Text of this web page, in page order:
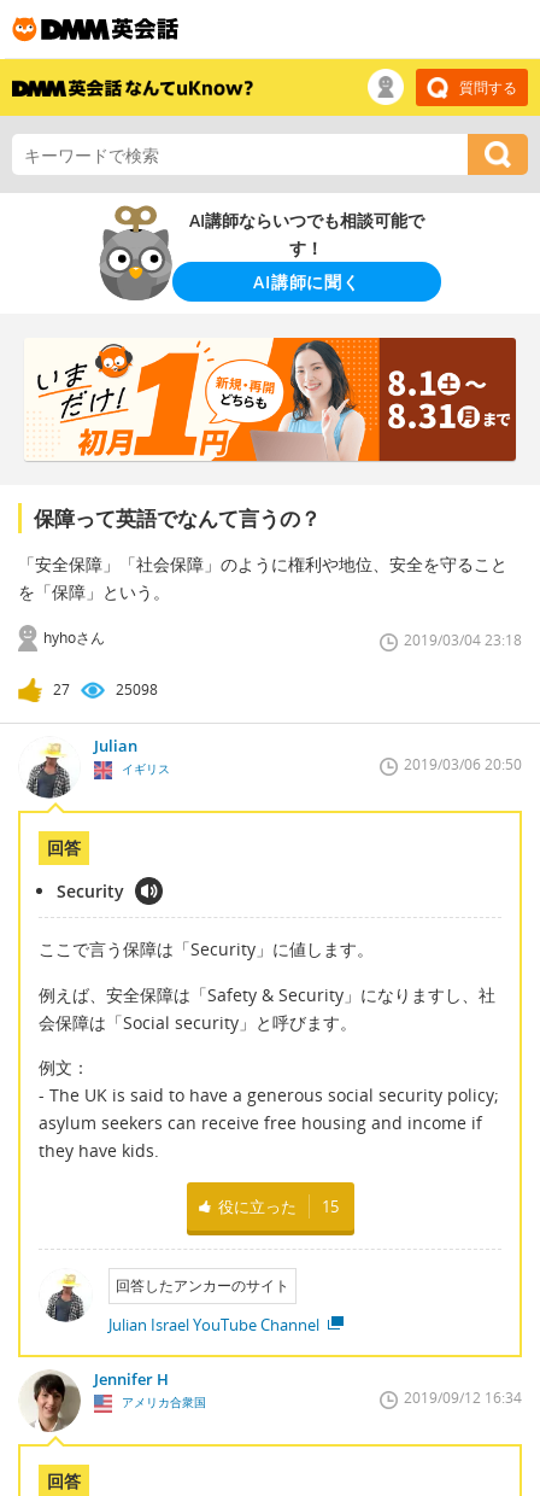
質問する
AI講師ならいつでも相談可能で
す！
AI講師に聞く
保障って英語でなんて言うの？
「安全保障」「社会保障」のように権利や地位、安全を守ること
を「保障」という。
hyhoさん 2019/03/04 23:18
27 25098
Julian
イギリス 2019/03/06 20:50
回答
Security
ここで言う保障は「Security」に値します。
例えば、安全保障は「Safety & Security」になりますし、社
会保障は「Social security」と呼びます。
例文：
- The UK is said to have a generous social security policy;
asylum seekers can receive free housing and income if
they have kids.
役に立った 15
回答したアンカーのサイト
Julian Israel YouTube Channel
Jennifer H
アメリカ合衆国 2019/09/12 16:34
回答